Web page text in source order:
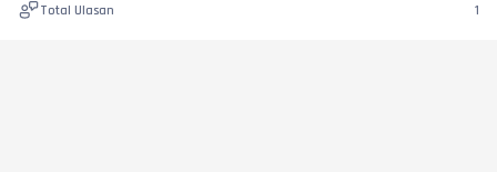
Total Ulasan 1